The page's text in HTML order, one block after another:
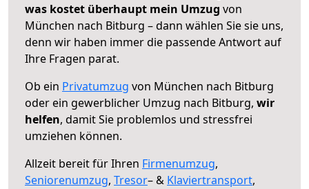
was kostet überhaupt mein Umzug von
München nach Bitburg – dann wählen Sie sie uns,
denn wir haben immer die passende Antwort auf
Ihre Fragen parat.
Ob ein Privatumzug von München nach Bitburg
oder ein gewerblicher Umzug nach Bitburg, wir
helfen, damit Sie problemlos und stressfrei
umziehen können.
Allzeit bereit für Ihren Firmenumzug,
Seniorenumzug, Tresor– & Klaviertransport,